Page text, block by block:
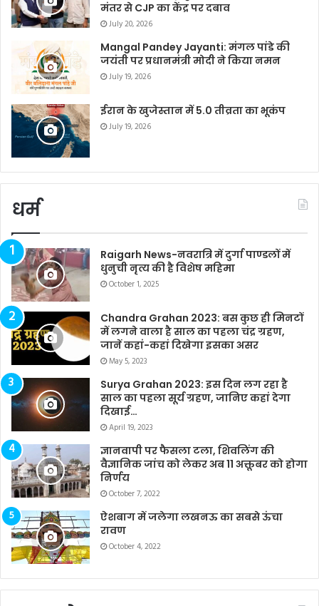
मंतर से CJP का केंद्र पर दबाव
July 20, 2026
Mangal Pandey Jayanti: मंगल पांडे की
जयंती पर प्रधानमंत्री मोदी ने किया नमन
July 19, 2026
ईरान के खुजेस्तान में 5.0 तीव्रता का भूकंप
July 19, 2026
धर्म
Raigarh News-नवरात्रि में दुर्गा पाण्डलों में
धुनुची नृत्य की है विशेष महिमा
October 1, 2025
Chandra Grahan 2023: बस कुछ ही मिनटों
में लगने वाला है साल का पहला चंद्र ग्रहण,
जानें कहां-कहां दिखेगा इसका असर
May 5, 2023
Surya Grahan 2023: इस दिन लग रहा है
साल का पहला सूर्य ग्रहण, जानिए कहां देगा
दिखाई…
April 19, 2023
ज्ञानवापी पर फैसला टला, शिवलिंग की
वैज्ञानिक जांच को लेकर अब 11 अक्तूबर को होगा
निर्णय
October 7, 2022
ऐशबाग में जलेगा लखनऊ का सबसे ऊंचा
रावण
October 4, 2022